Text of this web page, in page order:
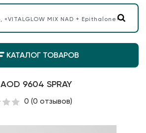
КАТАЛОГ ТОВАРОВ
AOD 9604 SPRAY
0 (0 отзывов)